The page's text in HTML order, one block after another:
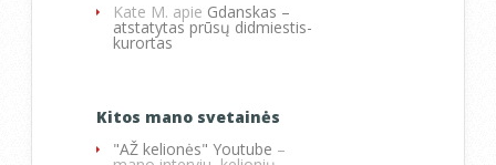
Kate M. apie Gdanskas –
atstatytas prūsų didmiestis-
kurortas
Kitos mano svetainės
"AŽ kelionės" Youtube –